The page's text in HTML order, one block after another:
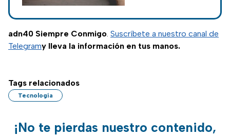
las principales
especificaciones y
diferencias de
adn40 Siempre Conmigo. Suscríbete a nuestro canal de
Telegramy lleva la información en tus manos.
Tags relacionados
Tecnología
¡No te pierdas nuestro contenido,